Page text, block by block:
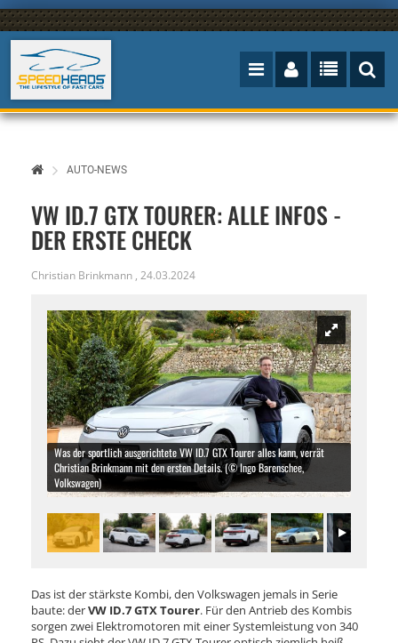
AUTO-NEWS
VW ID.7 GTX TOURER: ALLE INFOS -
DER ERSTE CHECK
Christian Brinkmann , 24.03.2024
Was der sportlich ausgerichtete VW ID.7 GTX Tourer alles kann, verrät
Christian Brinkmann mit den ersten Details. (© Ingo Barenschee,
Volkswagen)
Das ist der stärkste Kombi, den Volkswagen jemals in Serie
baute: derVW ID.7 GTX Tourer. Für den Antrieb des Kombis
sorgen zwei Elektromotoren mit einer Systemleistung von 340